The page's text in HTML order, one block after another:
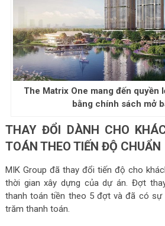
The Matrix One mang đến quyền
bằng chính sách mở
THAY ĐỔI DÀNH CHO
TOÁN THEO TIẾN ĐỘ CHUẨN
MIK Group đã thay đổi tiến độ cho
thời gian xây dựng của dự án. Đợt
thanh toán tiền theo 5 đợt và đã có sự
trăm thanh toán.